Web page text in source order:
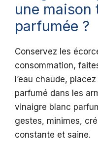
une maison
parfumée ?
Conservez les
consommation,
l’eau chaude,
parfumé dans les
vinaigre blanc
gestes, minimes,
constante et saine.